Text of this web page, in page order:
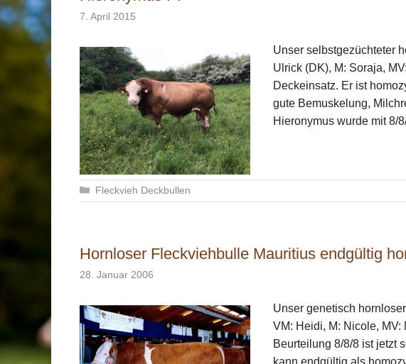
7. April 2015
Unser selbstgezüchteter
Ulrick (DK), M: Soraja,
Deckeinsatz. Er ist
gute Bemuskelung,
Hieronymus
Kategorien
Fleckvieh Deckbullen
Hornloser Fleckviehbulle Mauritius endgültig
28. Januar 2006
Unser genetisch
VM: Heidi, M: Nicole,
Beurteilung 8/8/8 ist jetzt
kann endgültig als